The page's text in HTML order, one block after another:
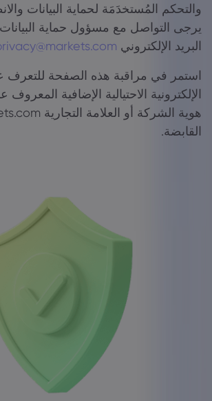
والتحكم المُستخدَمَة لحماية البيانات
يرجى التواصل مع مسؤول حماية
البريد الإلكتروني
استمر في مراقبة هذه الصفحة للتعرف
الإلكترونية الاحتيالية الإضافية المعروف
القابضة.